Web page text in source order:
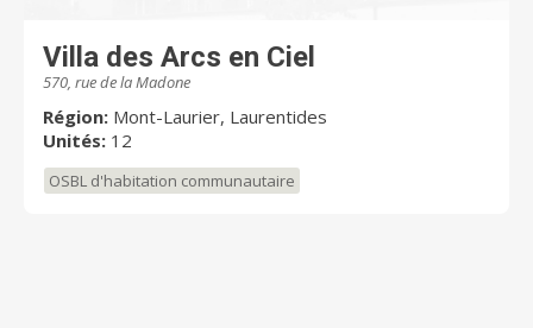
Villa des Arcs en Ciel
570, rue de la Madone
Région: Mont-Laurier, Laurentides
Unités: 12
OSBL d'habitation communautaire